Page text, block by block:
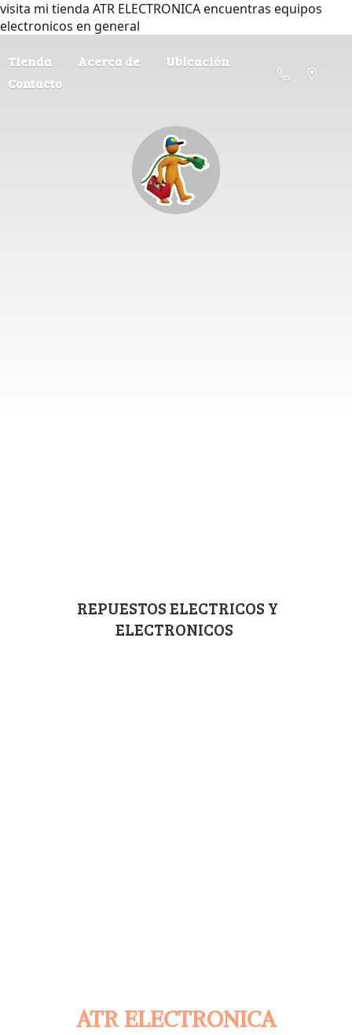
visita mi tienda ATR ELECTRONICA encuentras equipos
electronicos en general
Tienda Acerca de
Ubicación
Contacto
ATR ELECTRONICA
REPUESTOS ELECTRICOS Y
ELECTRONICOS